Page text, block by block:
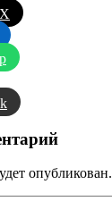
опубликован.